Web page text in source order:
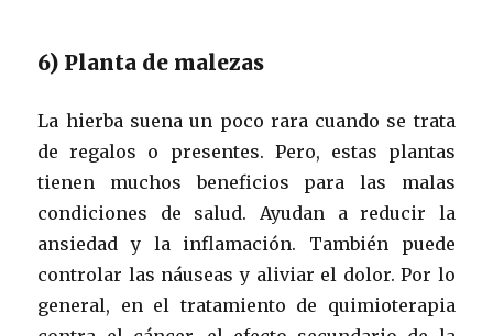
6) Planta de malezas
La hierba suena un poco rara cuando se trata
de regalos o presentes. Pero, estas plantas
tienen muchos beneficios para las malas
condiciones de salud. Ayudan a reducir la
ansiedad y la inflamación. También puede
controlar las náuseas y aliviar el dolor. Por lo
general, en el tratamiento de quimioterapia